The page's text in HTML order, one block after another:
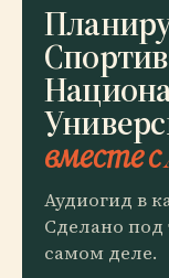
вместе
Аудиогид в
Сделано под
самом деле.